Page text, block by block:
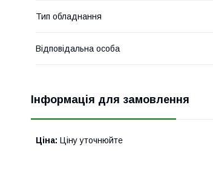
Тип обладнання
Відповідальна особа
Інформація для замовлення
Ціна: Ціну уточнюйте